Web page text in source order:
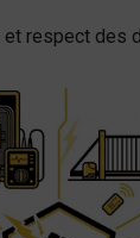
et respect des